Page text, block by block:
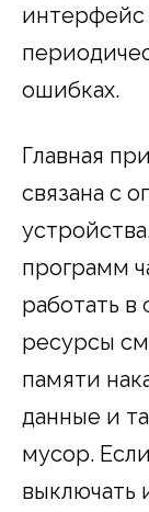
интерфейс
ошибках.
Главная
связана с
программ
работать
ресурсы
памяти
данные и
мусор.
выключать